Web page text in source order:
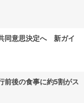
同意思決定へ 新ガイ
前後の食事に約5割がス